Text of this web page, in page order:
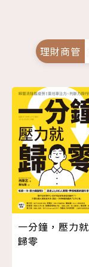
理財商管
一分鐘，壓力就
歸零